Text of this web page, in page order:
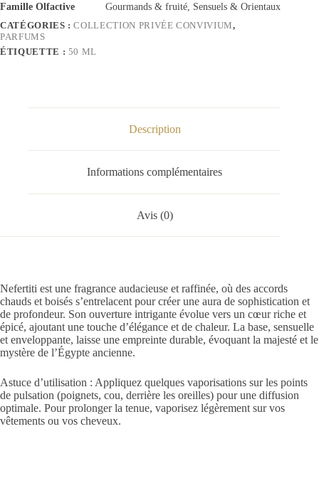
Famille Olfactive
Gourmands & fruité, Sensuels & Orientaux
CATÉGORIES :COLLECTION PRIVÉE CONVIVIUM,
PARFUMS
ÉTIQUETTE : 50 ML
Description
Informations complémentaires
Avis (0)
Nefertiti est une fragrance audacieuse et raffinée, où des accords
chauds et boisés s’entrelacent pour créer une aura de sophistication et
de profondeur. Son ouverture intrigante évolue vers un cœur riche et
épicé, ajoutant une touche d’élégance et de chaleur. La base, sensuelle
et enveloppante, laisse une empreinte durable, évoquant la majesté et le
mystère de l’Égypte ancienne.
Astuce d’utilisation : Appliquez quelques vaporisations sur les points
de pulsation (poignets, cou, derrière les oreilles) pour une diffusion
optimale. Pour prolonger la tenue, vaporisez légèrement sur vos
vêtements ou vos cheveux.